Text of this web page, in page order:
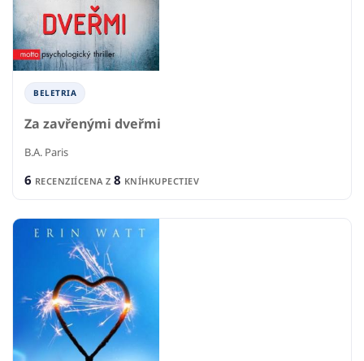
BELETRIA
Za zavřenými dveřmi
B.A. Paris
6 RECENZIÍCENA Z 8 KNÍHKUPECTIEV